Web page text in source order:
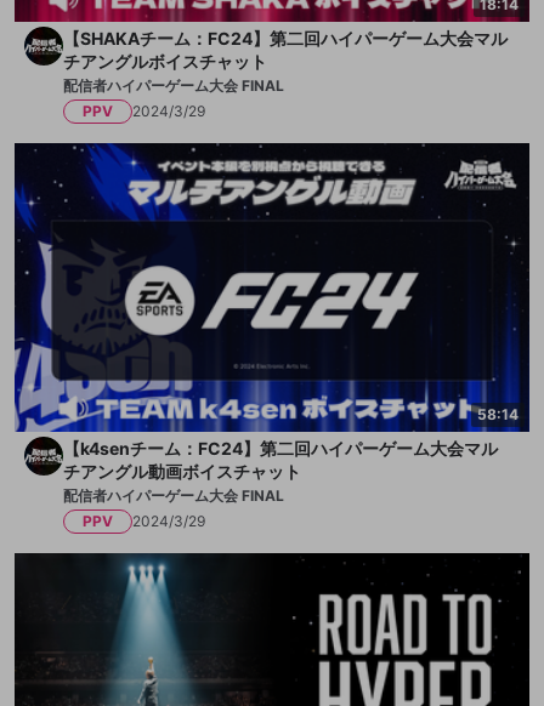
18:14
【SHAKAチーム：FC24】第二回ハイパーゲーム大会マル
チアングルボイスチャット
配信者ハイパーゲーム大会 FINAL
PPV
2024/3/29
58:14
【k4senチーム：FC24】第二回ハイパーゲーム大会マル
チアングル動画ボイスチャット
配信者ハイパーゲーム大会 FINAL
PPV
2024/3/29